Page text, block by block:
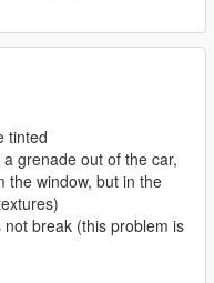
tinted
grenade out of the car,
the window, but in the
break (this problem is